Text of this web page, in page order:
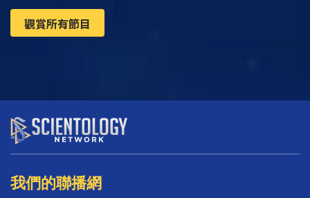
觀賞所有節目
我們的聯播網